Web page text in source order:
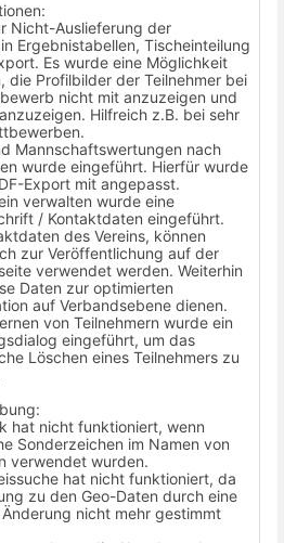
Nicht-Auslieferung der
Ergebnistabellen, Tischeinteilung
Es wurde eine Möglichkeit
die Profilbilder der Teilnehmer bei
nicht mit anzuzeigen und
Hilfreich z.B. bei sehr
Mannschaftswertungen nach
wurde eingeführt. Hierfür wurde
Export mit angepasst.
verwalten wurde eine
/ Kontaktdaten eingeführt.
des Vereins, können
zur Veröffentlichung auf der
verwendet werden. Weiterhin
Daten zur optimierten
auf Verbandsebene dienen.
von Teilnehmern wurde ein
eingeführt, um das
Löschen eines Teilnehmers zu
hat nicht funktioniert, wenn
Sonderzeichen im Namen von
verwendet wurden.
hat nicht funktioniert, da
zu den Geo-Daten durch eine
nicht mehr gestimmt